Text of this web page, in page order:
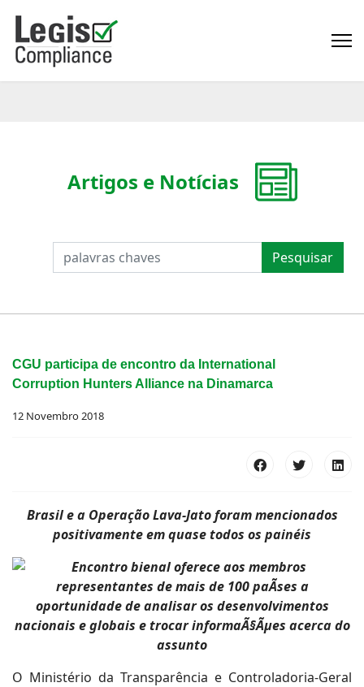
PESQUISAR Pesquisar
Artigos e Notícias
CGU participa de encontro da International
Corruption Hunters Alliance na Dinamarca
12 Novembro 2018
Brasil e a Operação Lava-Jato foram mencionados
positivamente em quase todos os painéis
O Ministério da Transparência e Controladoria-Geral